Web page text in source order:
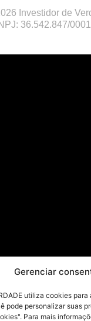
Gerenciar
utiliza cookies
pode personalizar suas
Para mais
Investidor de
36.542.847/